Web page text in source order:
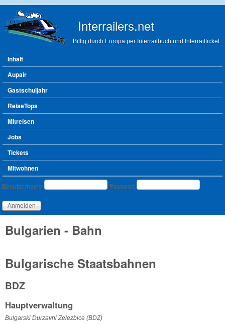
Interrailers.net
Billig durch Europa per Interrailbuch und Interrailticket
Hauptmenü
Inhalt
Aupair
Gastschuljahr
ReiseTops
Mitreisen
Jobs
Tickets
Mitwohnen
Benutzeranmeldung
Benutzername Passwort
Bulgarien - Bahn
Bulgarische Staatsbahnen
BDZ
Hauptverwaltung
Bulgarski Durzavni Zelezbice (BDZ)